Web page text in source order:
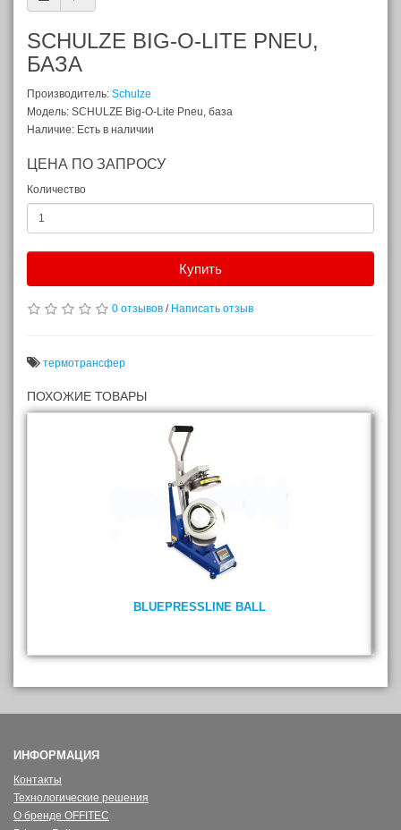
SCHULZE BIG-O-LITE PNEU,
БАЗА
Производитель: Schulze
Модель: SCHULZE Big-O-Lite Pneu, база
Наличие: Есть в наличии
ЦЕНА ПО ЗАПРОСУ
Количество
Купить
0 отзывов / Написать отзыв
термотрансфер
ПОХОЖИЕ ТОВАРЫ
BLUEPRESSLINE BALL
ИНФОРМАЦИЯ
Контакты
Технологические решения
О бренде OFFITEC